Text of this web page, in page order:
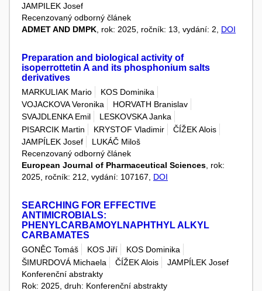
JAMPILEK Josef
Recenzovaný odborný článek
ADMET AND DMPK , rok: 2025, ročník: 13, vydání: 2, DOI
Preparation and biological activity of
isoperrottetin A and its phosphonium salts
derivatives
MARKULIAK Mario
KOS Dominika
VOJACKOVA Veronika
HORVATH Branislav
SVAJDLENKA Emil
LESKOVSKA Janka
PISARCIK Martin
KRYSTOF Vladimir
ČÍŽEK Alois
JAMPÍLEK Josef
LUKÁČ Miloš
Recenzovaný odborný článek
European Journal of Pharmaceutical Sciences , rok:
2025, ročník: 212, vydání: 107167, DOI
SEARCHING FOR EFFECTIVE
ANTIMICROBIALS:
PHENYLCARBAMOYLNAPHTHYL ALKYL
CARBAMATES
GONĚC Tomáš KOS Jiří
KOS Dominika
ŠIMURDOVÁ Michaela
ČÍŽEK Alois
JAMPÍLEK Josef
Konferenční abstrakty
Rok: 2025, druh: Konferenční abstrakty